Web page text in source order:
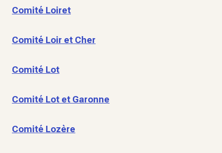
Comité Loiret
Comité Loir et Cher
Comité Lot
Comité Lot et Garonne
Comité Lozère